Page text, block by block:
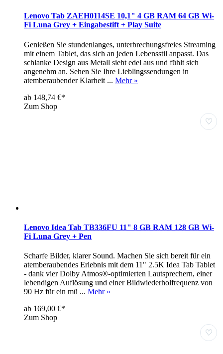
Lenovo Tab ZAEH0114SE 10,1" 4 GB RAM 64 GB Wi-
Fi Luna Grey + Eingabestift + Play Suite
Genießen Sie stundenlanges, unterbrechungsfreies Streaming
mit einem Tablet, das sich an jeden Lebensstil anpasst. Das
schlanke Design aus Metall sieht edel aus und fühlt sich
angenehm an. Sehen Sie Ihre Lieblingssendungen in
atemberaubender Klarheit ... Mehr »
ab 148,74 €*
Zum Shop
♡
Lenovo Idea Tab TB336FU 11" 8 GB RAM 128 GB Wi-
Fi Luna Grey + Pen
Scharfe Bilder, klarer Sound. Machen Sie sich bereit für ein
atemberaubendes Erlebnis mit dem 11" 2.5K Idea Tab Tablet
- dank vier Dolby Atmos®-optimierten Lautsprechern, einer
lebendigen Auflösung und einer Bildwiederholfrequenz von
90 Hz für ein mü ... Mehr »
ab 169,00 €*
Zum Shop
♡